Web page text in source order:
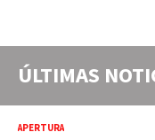
ÚLTIMAS
APERTURA